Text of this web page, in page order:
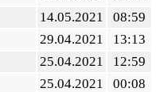
14.05.2021
08:59
29.04.2021
13:13
25.04.2021
12:59
25.04.2021
00:08